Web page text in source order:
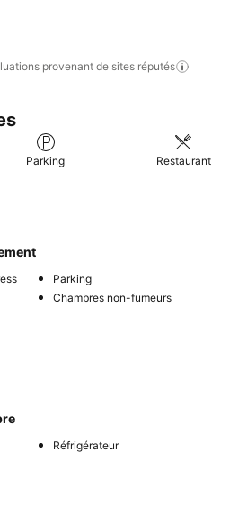
provenant de sites réputés
Parking Restaurant
Parking
Chambres non-fumeurs
Réfrigérateur